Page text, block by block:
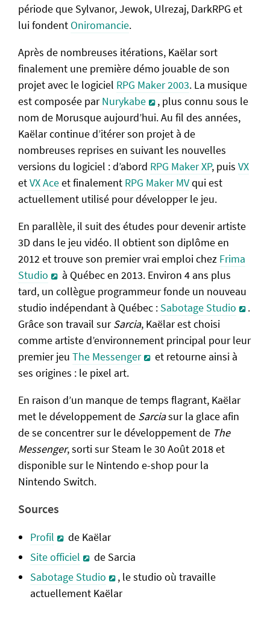
période que Sylvanor, Jewok, Ulrezaj, DarkRPG et
lui fondent Oniromancie.
Après de nombreuses itérations, Kaëlar sort
finalement une première démo jouable de son
projet avec le logiciel RPG Maker 2003. La musique
est composée parNurykabe
, plus connu sous le
nom de Morusque aujourd’hui. Au fil des années,
Kaëlar continue d’itérer son projet à de
nombreuses reprises en suivant les nouvelles
versions du logiciel : d’abord RPG Maker XP, puis VX
etVX Aceet finalement RPG Maker MVqui est
actuellement utilisé pour développer le jeu.
En parallèle, il suit des études pour devenir artiste
3D dans le jeu vidéo. Il obtient son diplôme en
2012 et trouve son premier vrai emploi chez Frima
Studio
à Québec en 2013. Environ 4 ans plus
tard, un collègue programmeur fonde un nouveau
studio indépendant à Québec : Sabotage Studio
.
Grâce son travail surSarcia, Kaëlar est choisi
comme artiste d’environnement principal pour leur
premier jeu The Messenger
et retourne ainsi à
ses origines : le pixel art.
En raison d’un manque de temps flagrant, Kaëlar
met le développement de Sarciasur la glace afin
de se concentrer sur le développement de The
Messenger, sorti sur Steam le 30 Août 2018 et
disponible sur le Nintendo e-shop pour la
Nintendo Switch.
Sources
Profil
de Kaëlar
Site officiel
de Sarcia
Sabotage Studio
, le studio où travaille
actuellement Kaëlar